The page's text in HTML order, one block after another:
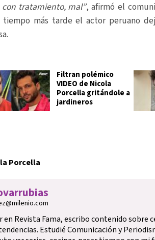
tratamiento, mal”, afirmó el
tiempo más tarde el actor peruano
Filtran polémico
VIDEO de Nicola
Porcella gritándole a
jardineros
Porcella
Revista Fama, escribo contenido sobre
Estudié Comunicación y